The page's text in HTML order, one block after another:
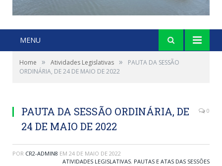
MENU
Home » Atividades Legislativas »
PAUTA DA SESSÃO
ORDINÁRIA, DE 24 DE MAIO DE 2022
PAUTA DA SESSÃO ORDINÁRIA, DE
24 DE MAIO DE 2022
0
POR CR2-ADMIN8 EM 24 DE MAIO DE 2022
ATIVIDADES LEGISLATIVAS, PAUTAS E ATAS DAS SESSÕES